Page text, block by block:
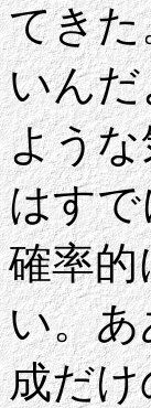
てき
いん
ような
はす
確率
い。あ
成だけ